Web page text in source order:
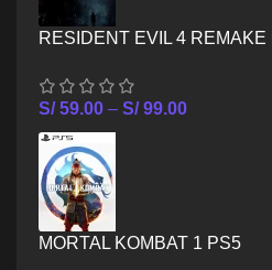
RESIDENT EVIL 4 REMAKE
S/59.00 – S/99.00
MORTAL KOMBAT 1 PS5